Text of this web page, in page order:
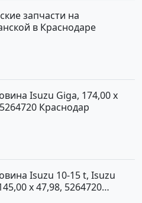
запчасти на
в Краснодаре
Isuzu Giga, 174,00 x
Краснодар
Isuzu 10-15 t, Isuzu
x 47,98, 5264720